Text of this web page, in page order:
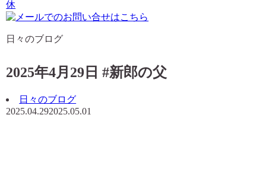
日々のブログ
2025年4月29日 #新郎の父
日々のブログ
2025.04.292025.05.01